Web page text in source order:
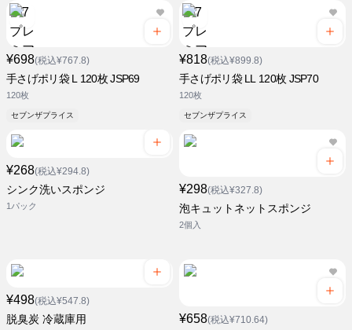
¥698(税込¥767.8)
手さげポリ袋 L 120枚 JSP69
120枚
セブンザプライス
¥818(税込¥899.8)
手さげポリ袋 LL 120枚 JSP70
120枚
セブンザプライス
¥268(税込¥294.8)
シンク洗いスポンジ
1パック
¥298(税込¥327.8)
泡キュットネットスポンジ
2個入
¥498(税込¥547.8)
脱臭炭 冷蔵庫用 ¥658(税込¥710.64)